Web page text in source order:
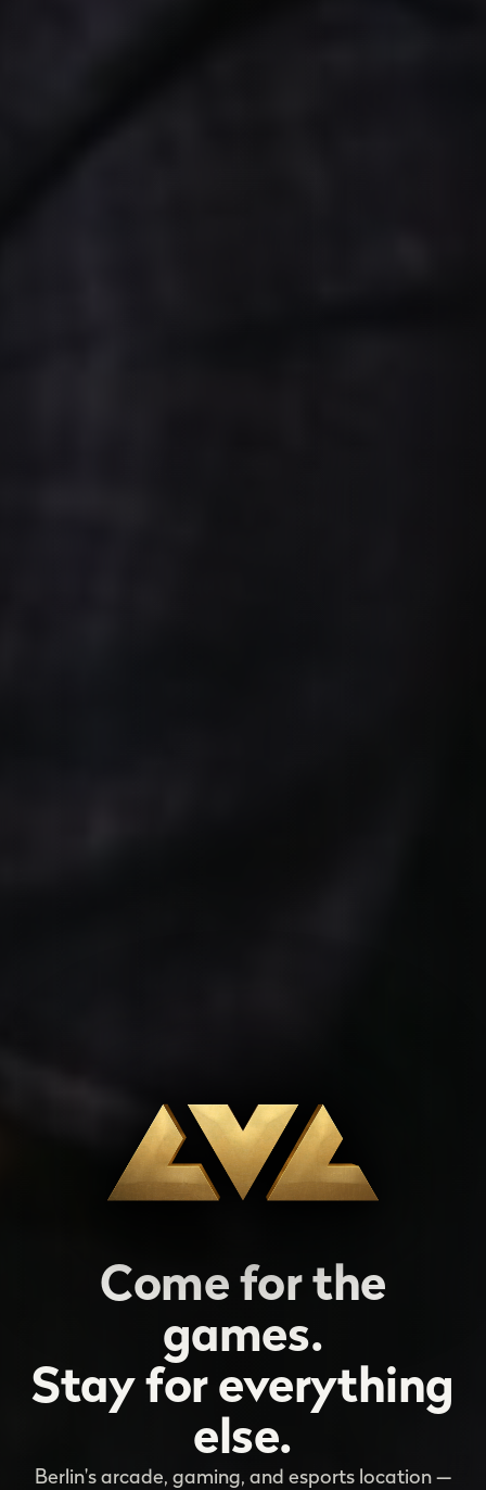
Come for the
games.
Stay for everything
else.
Berlin's arcade, gaming, and esports location —